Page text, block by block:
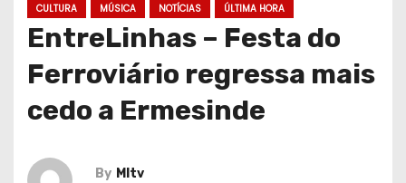
CULTURA MÚSICA NOTÍCIAS ÚLTIMA HORA
EntreLinhas – Festa do
Ferroviário regressa mais
cedo a Ermesinde
By MItv